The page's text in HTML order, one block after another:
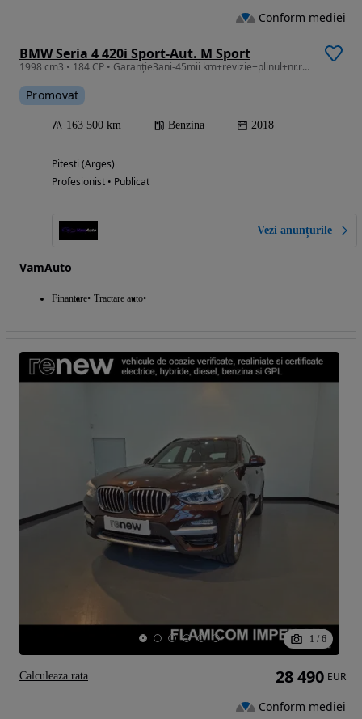
BMW Seria 4 420i Sport-Aut. M Sport
1998 cm3 • 184 CP • Garanție3ani-45mii km+revizie+plinul+nr.rosii+asigurare
Promovat
163 500 km Benzina 2018
Pitesti (Arges)
Profesionist • Publicat
Vezi anunțurile
VamAuto
Finantare Tractare auto
Conform mediei
1 / 6
28 490 EUR
Conform mediei
Calculeaza rata